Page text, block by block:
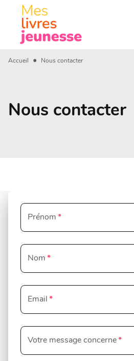
MENU
PIED DE PAGE
Accueil • Nous contacter
Nous contacter
Prénom *
Nom *
Email *
Votre message concerne*